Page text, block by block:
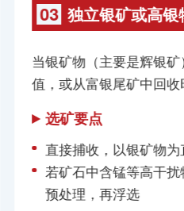
03 独立银矿或高
当银矿物（主要是辉银
值，或从富银尾矿中回收
选矿要点
直接捕收，以银矿物
若矿石中含锰等高干
预处理，再浮选